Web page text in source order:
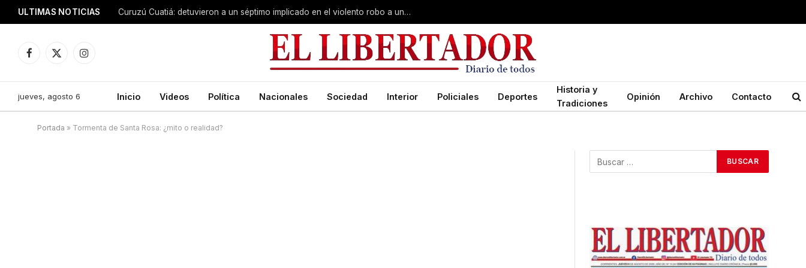
ULTIMAS NOTICIAS Curuzú Cuatiá: detuvieron a un séptimo implicado en el violento robo a una anciana
Facebook
X
Instagram
jueves, agosto 6 Inicio Videos Política Nacionales Sociedad Interior Policiales Deportes
Historia y
Tradiciones
Opinión Archivo Contacto
Portada » Tormenta de Santa Rosa: ¿mito o realidad?